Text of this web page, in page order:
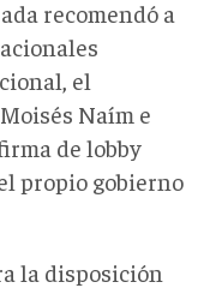
recomendó a
el
Naím e
de lobby
propio gobierno
la disposición